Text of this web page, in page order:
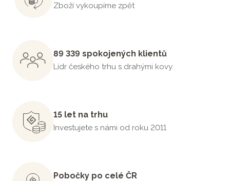
Zboží vykoupíme zpět
89 339 spokojených klientů
Lídr českého trhu s drahými kovy
15 let na trhu
Investujete s námi od roku 2011
Pobočky po celé ČR